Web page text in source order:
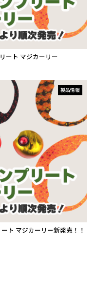
ート マジカーリー
製品情報
ト マジカーリー新発売！！